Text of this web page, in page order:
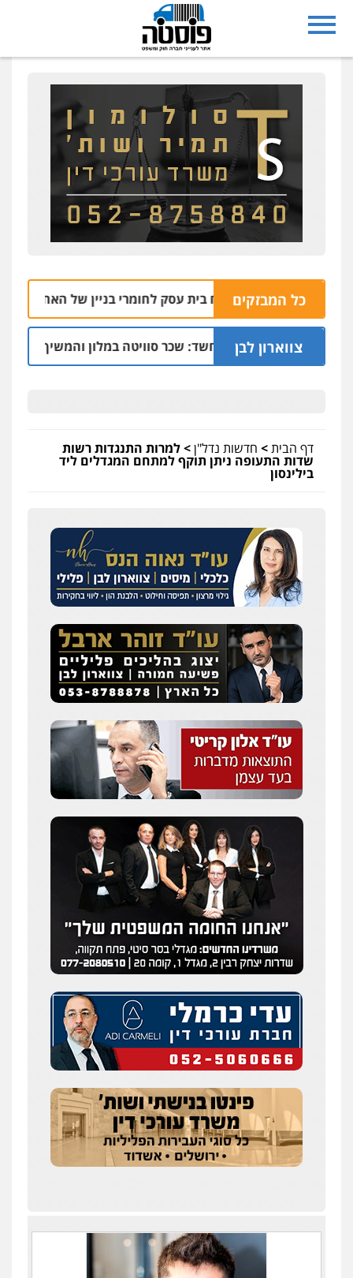
כל המבזקים
התפוצץ בפתח בית עסק לחומרי בניין של האחים עמרם
צווארון לבןחשד: שכר סוויטה במלון והמשיך להפעיל מערך
דף הבית> חדשות נדל"ן>למרות התנגדות רשות
שדות התעופה ניתן תוקף למתחם המגדלים ליד
בילינסון